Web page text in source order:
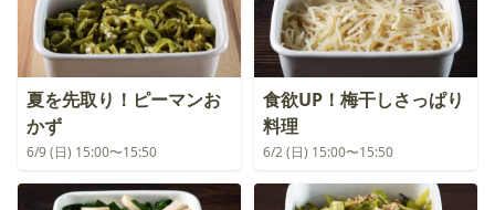
夏を先取り！ピーマンお
かず
6/9 (日) 15:00〜15:50
食欲UP！梅干しさっぱり
料理
6/2 (日) 15:00〜15:50